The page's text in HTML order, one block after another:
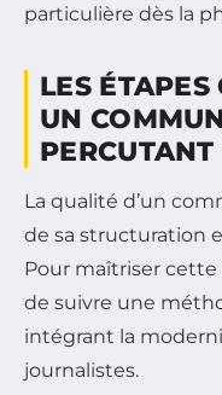
particulière dès la
LES ÉTAPES
UN
La qualité d’un
de sa structuration
Pour maîtriser
de suivre une
intégrant la
journalistes.